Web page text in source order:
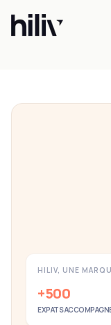
HILIV, UNE
+500
EXPATS